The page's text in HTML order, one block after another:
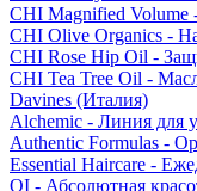
CHI Magnified Volume
CHI Olive Organics -
CHI Rose Hip Oil -
CHI Tea Tree Oil -
Davines (Италия)
Alchemic - Линия для
Authentic Formulas -
Essential Haircare -
OI - Абсолютная